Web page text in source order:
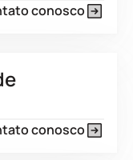
conosco
conosco